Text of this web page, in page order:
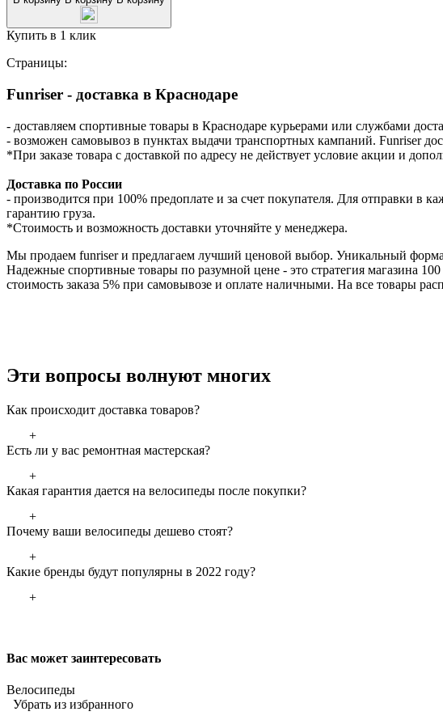
Купить в 1 клик
Страницы:
Funriser - доставка в Краснодаре
- доставляем спортивные товары в Краснодаре курьерами или службами
- возможен самовывоз в пунктах выдачи транспортных кампаний. Funriser
*При заказе товара с доставкой по адресу не действует условие акции и
Доставка по России
- производится при 100% предоплате и за счет покупателя. Для отправки
гарантию груза.
*Стоимость и возможность доставки уточняйте у менеджера.
Мы продаем funriser и предлагаем лучший ценовой выбор. Уникальный
Надежные спортивные товары по разумной цене - это стратегия магазина
стоимость заказа 5% при самовывозе и оплате наличными. На все товары
Эти вопросы волнуют многих
Как происходит доставка товаров?
+
Есть ли у вас ремонтная мастерская?
+
Какая гарантия дается на велосипеды после покупки?
+
Почему ваши велосипеды дешево стоят?
+
Какие бренды будут популярны в 2022 году?
+
Вас может заинтересовать
Велосипеды
Убрать из избранного